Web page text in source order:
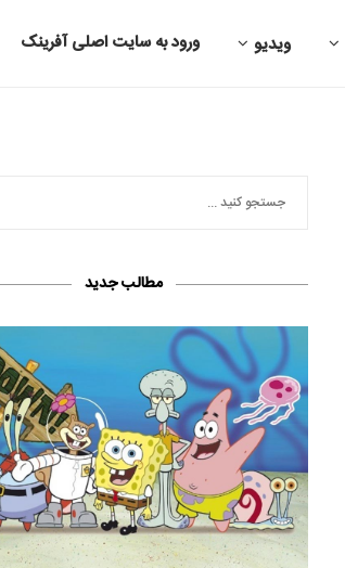
ویدیو ورود به سایت اصلی آفرینک
مطالب جدید